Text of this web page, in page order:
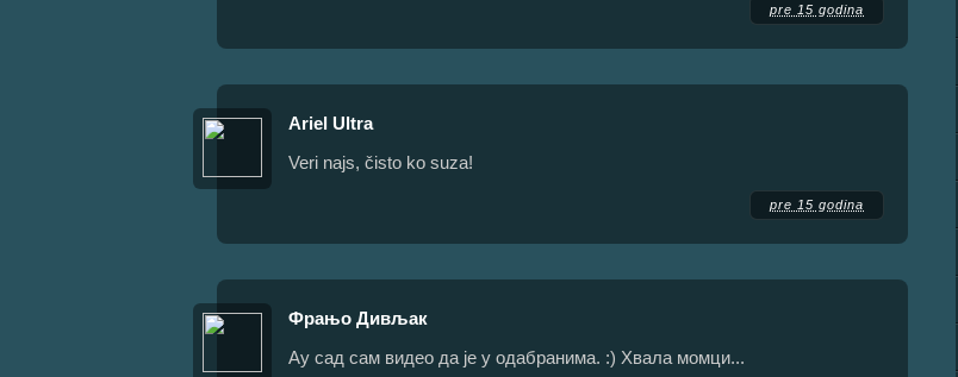
pre 15 godina
Ariel Ultra
Veri najs, čisto ko suza!
pre 15 godina
Фрањо Дивљак
Ау сад сам видео да је у одабранима. :) Хвала момци...